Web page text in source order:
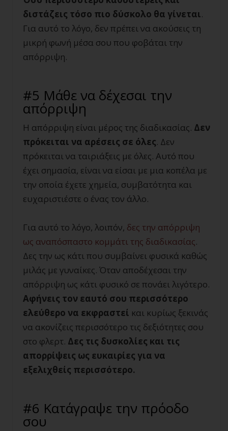
διστάζεις τόσο πιο δύσκολο θα γίνεται.
Για αυτό το λόγο, δεν πρέπει να ακούσεις τη
μικρή φωνή μέσα σου που φοβάται την
απόρριψη.
#5 Μάθε να δέχεσαι την
απόρριψη
Η απόρριψη είναι μέρος της διαδικασίας. Δεν
πρόκειται να αρέσεις σε όλες. Δεν
πρόκειται να ταιριάξεις με όλες. Αυτό που
έχει σημασία, είναι να είσαι με μια κοπέλα με
την οποία έχετε χημεία, συμβατότητα και
ευχαριστιέστε ο ένας τον άλλο.
Για αυτό το λόγο, λοιπόν, δες την απόρριψη
ως αναπόσπαστο κομμάτι της διαδικασίας.
Δες την ως κάτι που συμβαίνει φυσικά καθώς
μιλάς με γυναίκες. Όταν αποδέχεσαι την
απόρριψη ως κάτι φυσικό σε πονάει λιγότερο.
Αφήνεις τον εαυτό σου περισσότερο
ελεύθερο να εκφραστεί και κυρίως ξεκινάς
να ακονίζεις περισσότερο τις δεξιότητες σου
στο φλερτ. Δες τις δυσκολίες και τις
απορρίψεις ως ευκαιρίες για να
εξελιχθείς περισσότερο.
#6 Κατάγραψε την πρόοδο
σου